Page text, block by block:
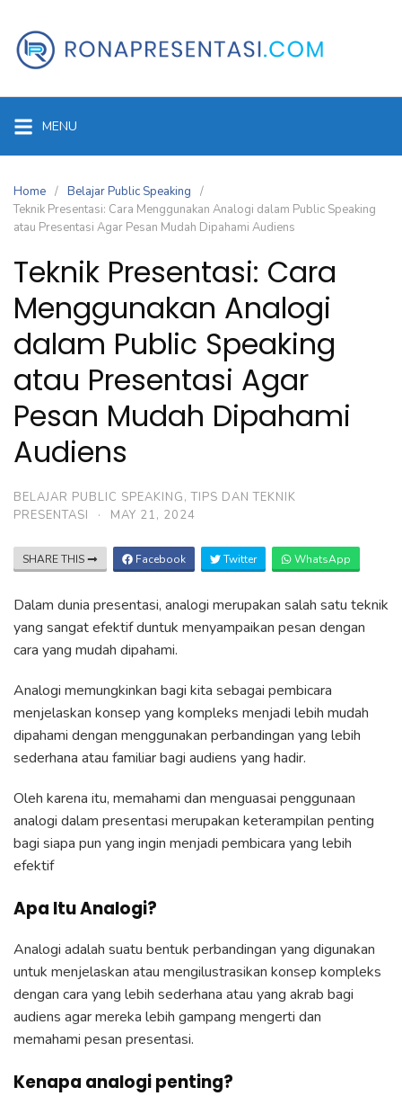
content
MENU
Home
Belajar Public Speaking
Teknik Presentasi: Cara Menggunakan Analogi dalam Public Speaking
atau Presentasi Agar Pesan Mudah Dipahami Audiens
Teknik Presentasi: Cara
Menggunakan Analogi
dalam Public Speaking
atau Presentasi Agar
Pesan Mudah Dipahami
Audiens
BELAJAR PUBLIC SPEAKING,TIPS DAN TEKNIK
PRESENTASI
· MAY 21, 2024
SHARE THIS Facebook Twitter WhatsApp
Dalam dunia presentasi, analogi merupakan salah satu teknik
yang sangat efektif duntuk menyampaikan pesan dengan
cara yang mudah dipahami.
Analogi memungkinkan bagi kita sebagai pembicara
menjelaskan konsep yang kompleks menjadi lebih mudah
dipahami dengan menggunakan perbandingan yang lebih
sederhana atau familiar bagi audiens yang hadir.
Oleh karena itu, memahami dan menguasai penggunaan
analogi dalam presentasi merupakan keterampilan penting
bagi siapa pun yang ingin menjadi pembicara yang lebih
efektif
Apa Itu Analogi?
Analogi adalah suatu bentuk perbandingan yang digunakan
untuk menjelaskan atau mengilustrasikan konsep kompleks
dengan cara yang lebih sederhana atau yang akrab bagi
audiens agar mereka lebih gampang mengerti dan
memahami pesan presentasi.
Kenapa analogi penting?